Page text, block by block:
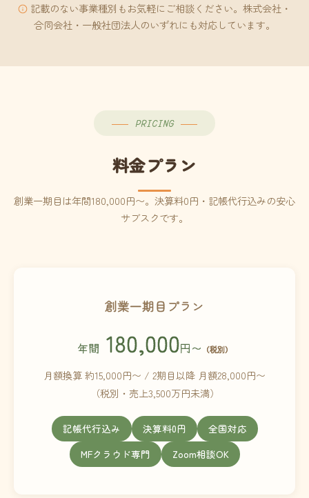
記載のない事業種別もお気軽にご相談ください。株式会社・
合同会社・一般社団法人のいずれにも対応しています。
PRICING
料金プラン
創業一期目は年間180,000円〜。決算料0円・記帳代行込みの安心
サブスクです。
創業一期目プラン
年間 180,000円〜 （税別）
月額換算 約15,000円〜 / 2期目以降 月額28,000円〜
（税別・売上3,500万円未満）
記帳代行込み 決算料0円
全国対応
MFクラウド専門
Zoom相談OK